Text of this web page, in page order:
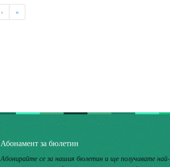
› »
Абонамент за бюлетин
Абонирайте се за нашия бюлетин и ще получавате най-